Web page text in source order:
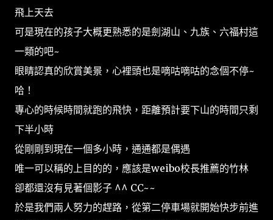
飛上天去
可是現在的孩子大概更熟悉的是劍湖山、九族、六福村這
一類的吧~
眼睛認真的欣賞美景，心裡頭也是嘀咕嘀咕的念個不停~
哈！
專心的時候時間就跑的飛快，距離預計要下山的時間只剩
下半小時
從剛剛到現在一個多小時，通通都是偶遇
唯一可以稱的上目的的，應該是weibo校長推薦的竹林
卻都還沒有見著個影子 ^^ CC~~
於是我們兩人努力的趕路，從第二停車場就開始快步前進